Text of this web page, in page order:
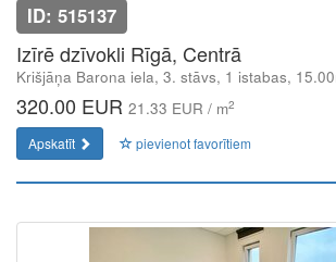
ID: 515137
Izīrē dzīvokli Rīgā, Centrā
Krišjāņa Barona iela, 3. stāvs, 1 istabas,
320.00 EUR 21.33 EUR / m2
Apskatīt pievienot favorītiem